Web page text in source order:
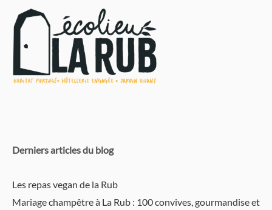
Derniers articles du blog
Les repas vegan de la Rub
Mariage champêtre à La Rub : 100 convives, gourmandise et